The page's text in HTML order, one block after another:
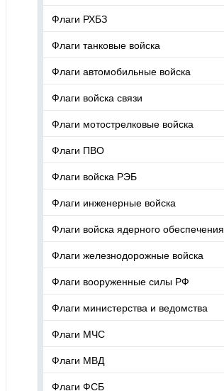
Флаги РХБЗ
Флаги танковые войска
Флаги автомобильные войска
Флаги войска связи
Флаги мотострелковые войска
Флаги ПВО
Флаги войска РЭБ
Флаги инженерные войска
Флаги войска ядерного обеспечения
Флаги железнодорожные войска
Флаги вооруженные силы РФ
Флаги министерства и ведомства
Флаги МЧС
Флаги МВД
Флаги ФСБ